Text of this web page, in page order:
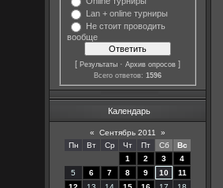
Lan + online турниры
Не стоит проводить
вообще
[Результаты ·Архив опросов ]
Всего ответов:1596
Календарь
« Сентябрь 2011
»
Пн
Вт Ср Чт Пт Сб
Вс
1
2 3
4
5
6 7 8 9 10
11